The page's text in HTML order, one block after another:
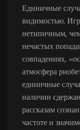
Единичные
видимостью.
нетипичным,
нечастых
совпадениях,
атмосфера
единичные
наличии
рассказам
частоте и